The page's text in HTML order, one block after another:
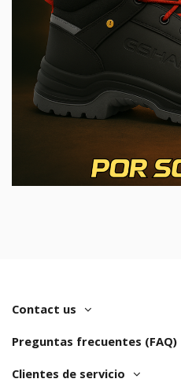
Contact us
Preguntas frecuentes (FAQ)
Clientes de servicio